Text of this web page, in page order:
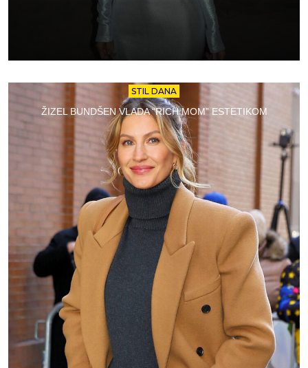
STIL DANA
ŽIZEL BUNDŠEN VLADA “RICH MOM” ESTETIKOM